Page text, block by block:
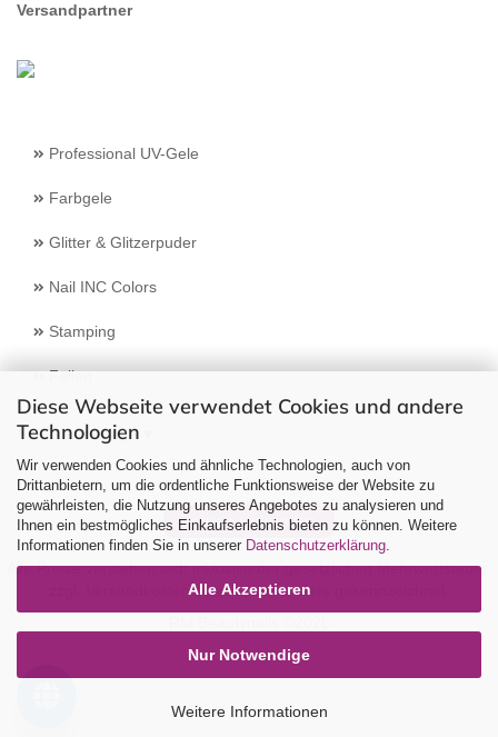
Diese Webseite verwendet Cookies und andere
Technologien
Wir verwenden Cookies und ähnliche Technologien, auch von
Drittanbietern, um die ordentliche Funktionsweise der Website zu
gewährleisten, die Nutzung unseres Angebotes zu analysieren und
Ihnen ein bestmögliches Einkaufserlebnis bieten zu können. Weitere
Informationen finden Sie in unserer Datenschutzerklärung
Alle Akzeptieren
Nur Notwendige
Weitere Informationen
Versandpartner
Professional UV-Gele
Farbgele
Glitter & Glitzerpuder
Nail INC Colors
Stamping
Feilen
Select Language
Vertrag widerrufen
Alle Preise verstehen sich inklusive der gesetzlichen Mehrwertsteuer,
Versandkostensoweit nicht anders gekennzeichnet.